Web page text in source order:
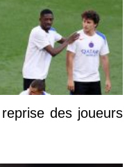
des joueurs